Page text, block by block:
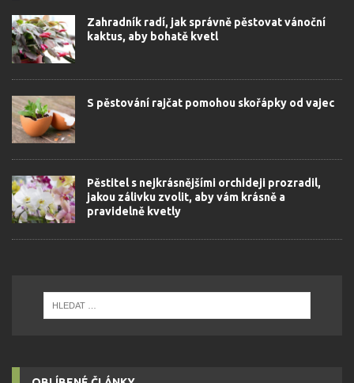
Zahradník radí, jak správně pěstovat vánoční
kaktus, aby bohatě kvetl
S pěstování rajčat pomohou skořápky od vajec
Pěstitel s nejkrásnějšími orchideji prozradil,
jakou zálivku zvolit, aby vám krásně a
pravidelně kvetly